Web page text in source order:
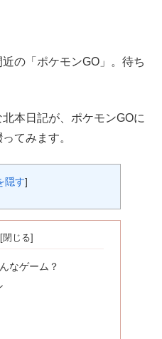
の「ポケモンGO」。待ち
本日記が、ポケモンGOに
てみます。
隠す]
なゲーム？